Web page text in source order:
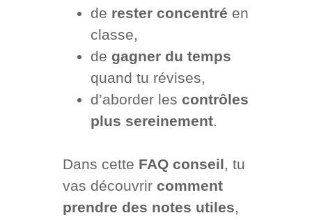
de rester concentré en
classe,
de gagner du temps
quand tu révises,
d’aborder les contrôles
plus sereinement.
Dans cette FAQ conseil, tu
vas découvrir comment
prendre des notes utiles,